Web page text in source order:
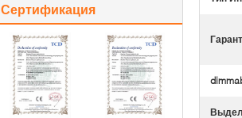
Сертификация